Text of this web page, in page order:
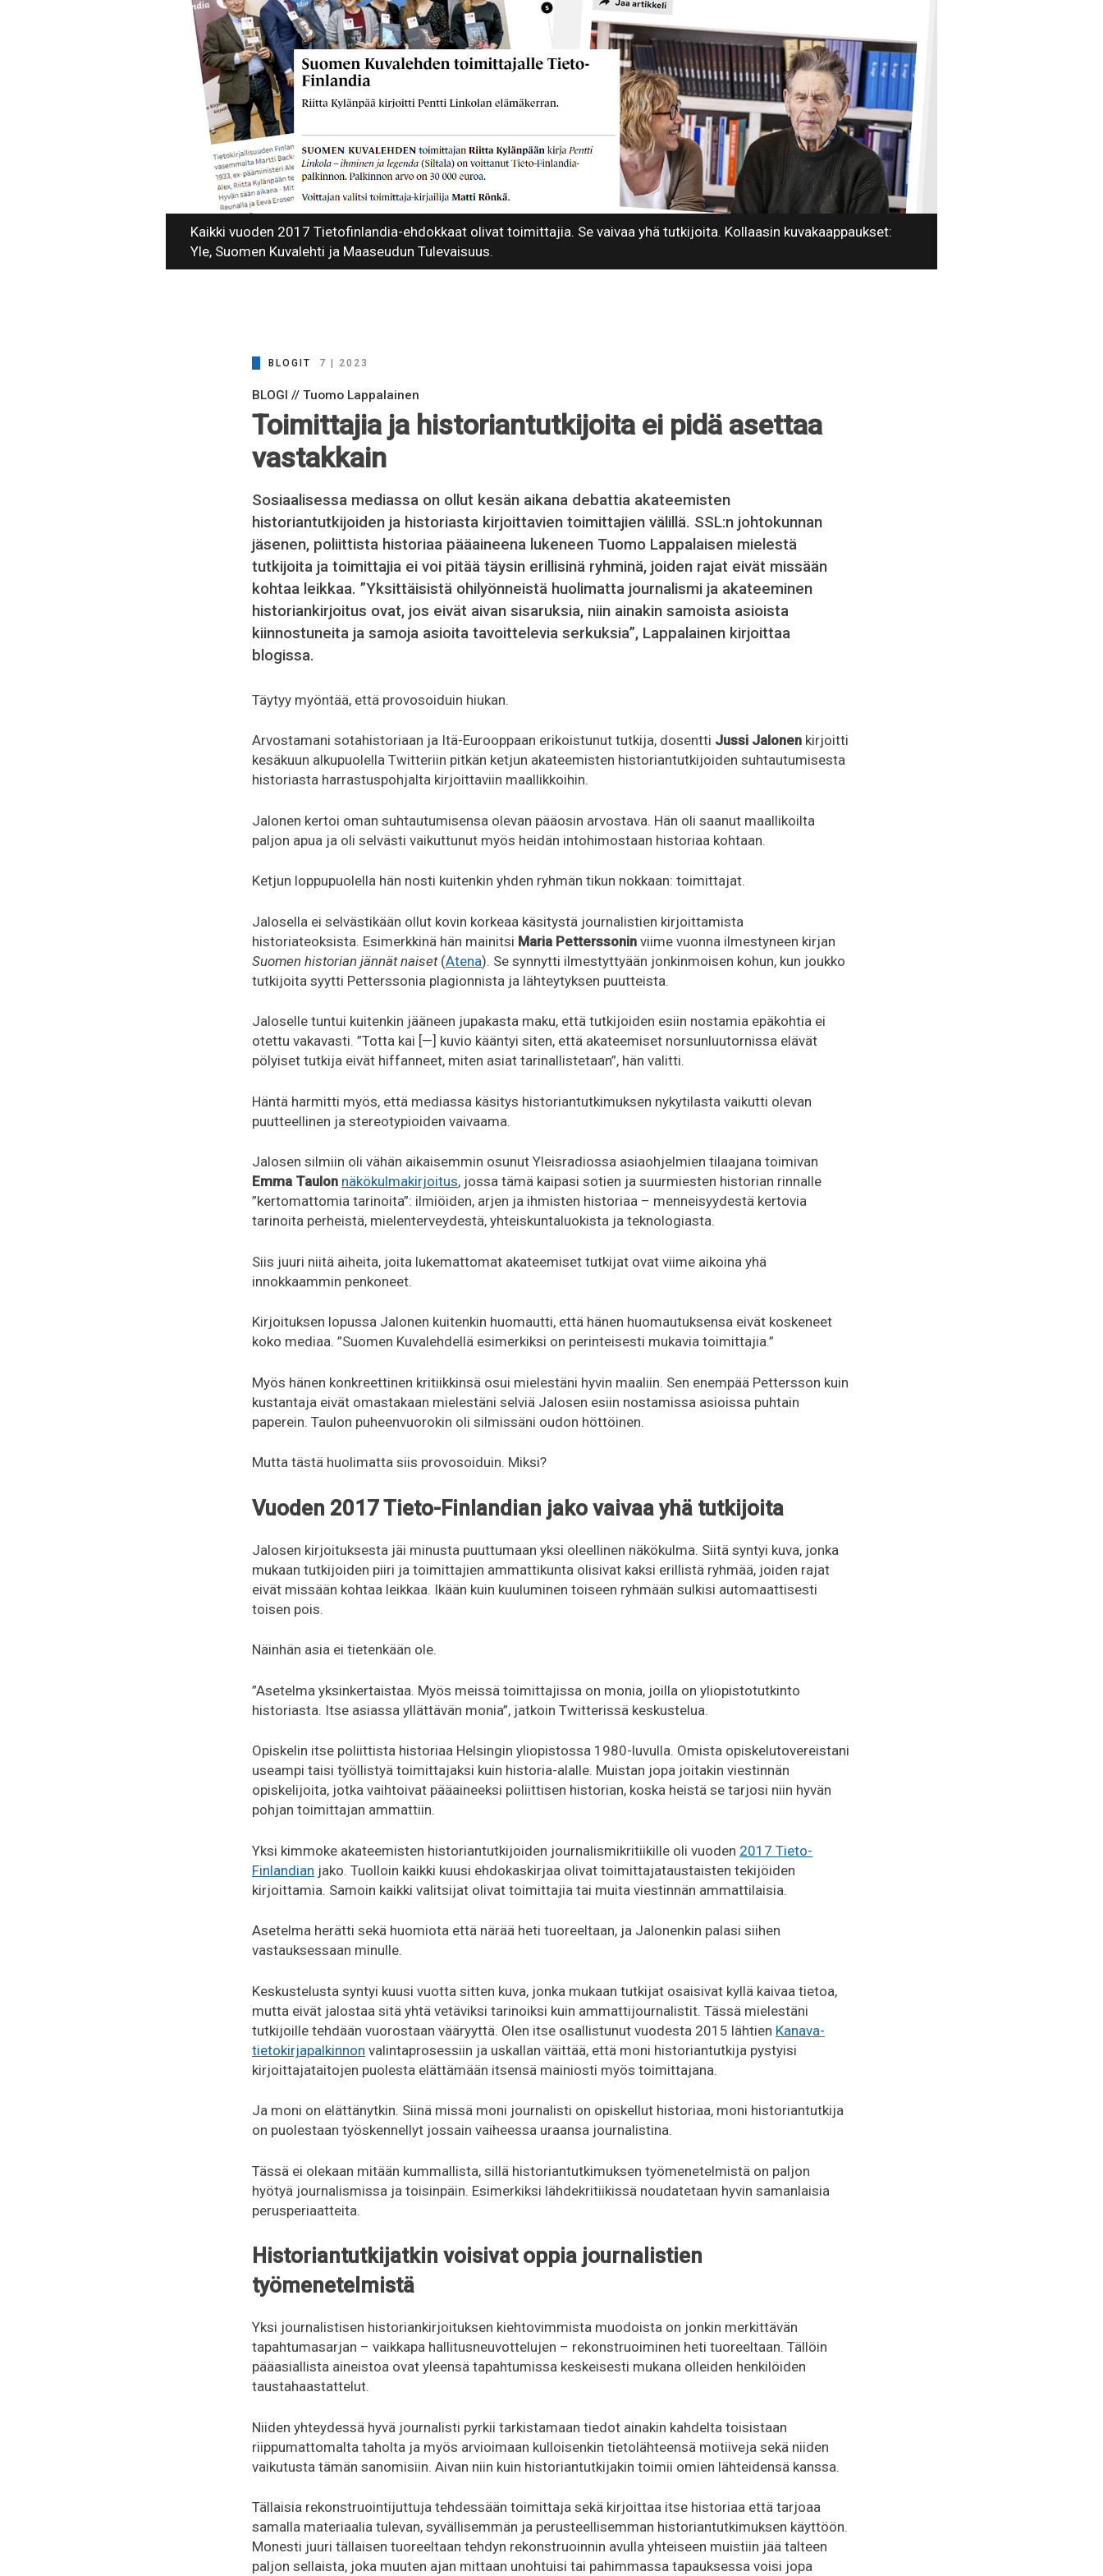
Kaikki vuoden 2017 Tietofinlandia-ehdokkaat olivat toimittajia. Se vaivaa yhä tutkijoita. Kollaasin kuvakaappaukset:
Yle, Suomen Kuvalehti ja Maaseudun Tulevaisuus.
BLOGIT 7 | 2023
BLOGI // Tuomo Lappalainen
Toimittajia ja historiantutkijoita ei pidä asettaa
vastakkain
Sosiaalisessa mediassa on ollut kesän aikana debattia akateemisten
historiantutkijoiden ja historiasta kirjoittavien toimittajien välillä. SSL:n johtokunnan
jäsenen, poliittista historiaa pääaineena lukeneen Tuomo Lappalaisen mielestä
tutkijoita ja toimittajia ei voi pitää täysin erillisinä ryhminä, joiden rajat eivät missään
kohtaa leikkaa. ”Yksittäisistä ohilyönneistä huolimatta journalismi ja akateeminen
historiankirjoitus ovat, jos eivät aivan sisaruksia, niin ainakin samoista asioista
kiinnostuneita ja samoja asioita tavoittelevia serkuksia”, Lappalainen kirjoittaa
blogissa.
Täytyy myöntää, että provosoiduin hiukan.
Arvostamani sotahistoriaan ja Itä-Eurooppaan erikoistunut tutkija, dosentti Jussi Jalonen kirjoitti
kesäkuun alkupuolella Twitteriin pitkän ketjun akateemisten historiantutkijoiden suhtautumisesta
historiasta harrastuspohjalta kirjoittaviin maallikkoihin.
Jalonen kertoi oman suhtautumisensa olevan pääosin arvostava. Hän oli saanut maallikoilta
paljon apua ja oli selvästi vaikuttunut myös heidän intohimostaan historiaa kohtaan.
Ketjun loppupuolella hän nosti kuitenkin yhden ryhmän tikun nokkaan: toimittajat.
Jalosella ei selvästikään ollut kovin korkeaa käsitystä journalistien kirjoittamista
historiateoksista. Esimerkkinä hän mainitsi Maria Petterssonin viime vuonna ilmestyneen kirjan
Suomen historian jännät naiset(Atena). Se synnytti ilmestyttyään jonkinmoisen kohun, kun joukko
tutkijoita syytti Petterssonia plagionnista ja lähteytyksen puutteista.
Jaloselle tuntui kuitenkin jääneen jupakasta maku, että tutkijoiden esiin nostamia epäkohtia ei
otettu vakavasti. ”Totta kai [—] kuvio kääntyi siten, että akateemiset norsunluutornissa elävät
pölyiset tutkija eivät hiffanneet, miten asiat tarinallistetaan”, hän valitti.
Häntä harmitti myös, että mediassa käsitys historiantutkimuksen nykytilasta vaikutti olevan
puutteellinen ja stereotypioiden vaivaama.
Jalosen silmiin oli vähän aikaisemmin osunut Yleisradiossa asiaohjelmien tilaajana toimivan
Emma Taulon näkökulmakirjoitus, jossa tämä kaipasi sotien ja suurmiesten historian rinnalle
”kertomattomia tarinoita”: ilmiöiden, arjen ja ihmisten historiaa – menneisyydestä kertovia
tarinoita perheistä, mielenterveydestä, yhteiskuntaluokista ja teknologiasta.
Siis juuri niitä aiheita, joita lukemattomat akateemiset tutkijat ovat viime aikoina yhä
innokkaammin penkoneet.
Kirjoituksen lopussa Jalonen kuitenkin huomautti, että hänen huomautuksensa eivät koskeneet
koko mediaa. ”Suomen Kuvalehdellä esimerkiksi on perinteisesti mukavia toimittajia.”
Myös hänen konkreettinen kritiikkinsä osui mielestäni hyvin maaliin. Sen enempää Pettersson kuin
kustantaja eivät omastakaan mielestäni selviä Jalosen esiin nostamissa asioissa puhtain
paperein. Taulon puheenvuorokin oli silmissäni oudon höttöinen.
Mutta tästä huolimatta siis provosoiduin. Miksi?
Vuoden 2017 Tieto-Finlandian jako vaivaa yhä tutkijoita
Jalosen kirjoituksesta jäi minusta puuttumaan yksi oleellinen näkökulma. Siitä syntyi kuva, jonka
mukaan tutkijoiden piiri ja toimittajien ammattikunta olisivat kaksi erillistä ryhmää, joiden rajat
eivät missään kohtaa leikkaa. Ikään kuin kuuluminen toiseen ryhmään sulkisi automaattisesti
toisen pois.
Näinhän asia ei tietenkään ole.
”Asetelma yksinkertaistaa. Myös meissä toimittajissa on monia, joilla on yliopistotutkinto
historiasta. Itse asiassa yllättävän monia”, jatkoin Twitterissä keskustelua.
Opiskelin itse poliittista historiaa Helsingin yliopistossa 1980-luvulla. Omista opiskelutovereistani
useampi taisi työllistyä toimittajaksi kuin historia-alalle. Muistan jopa joitakin viestinnän
opiskelijoita, jotka vaihtoivat pääaineeksi poliittisen historian, koska heistä se tarjosi niin hyvän
pohjan toimittajan ammattiin.
Yksi kimmoke akateemisten historiantutkijoiden journalismikritiikille oli vuoden 2017 Tieto-
Finlandian jako. Tuolloin kaikki kuusi ehdokaskirjaa olivat toimittajataustaisten tekijöiden
kirjoittamia. Samoin kaikki valitsijat olivat toimittajia tai muita viestinnän ammattilaisia.
Asetelma herätti sekä huomiota että närää heti tuoreeltaan, ja Jalonenkin palasi siihen
vastauksessaan minulle.
Keskustelusta syntyi kuusi vuotta sitten kuva, jonka mukaan tutkijat osaisivat kyllä kaivaa tietoa,
mutta eivät jalostaa sitä yhtä vetäviksi tarinoiksi kuin ammattijournalistit. Tässä mielestäni
tutkijoille tehdään vuorostaan vääryyttä. Olen itse osallistunut vuodesta 2015 lähtien Kanava-
tietokirjapalkinnon valintaprosessiin ja uskallan väittää, että moni historiantutkija pystyisi
kirjoittajataitojen puolesta elättämään itsensä mainiosti myös toimittajana.
Ja moni on elättänytkin. Siinä missä moni journalisti on opiskellut historiaa, moni historiantutkija
on puolestaan työskennellyt jossain vaiheessa uraansa journalistina.
Tässä ei olekaan mitään kummallista, sillä historiantutkimuksen työmenetelmistä on paljon
hyötyä journalismissa ja toisinpäin. Esimerkiksi lähdekritiikissä noudatetaan hyvin samanlaisia
perusperiaatteita.
Historiantutkijatkin voisivat oppia journalistien
työmenetelmistä
Yksi journalistisen historiankirjoituksen kiehtovimmista muodoista on jonkin merkittävän
tapahtumasarjan – vaikkapa hallitusneuvottelujen – rekonstruoiminen heti tuoreeltaan. Tällöin
pääasiallista aineistoa ovat yleensä tapahtumissa keskeisesti mukana olleiden henkilöiden
taustahaastattelut.
Niiden yhteydessä hyvä journalisti pyrkii tarkistamaan tiedot ainakin kahdelta toisistaan
riippumattomalta taholta ja myös arvioimaan kulloisenkin tietolähteensä motiiveja sekä niiden
vaikutusta tämän sanomisiin. Aivan niin kuin historiantutkijakin toimii omien lähteidensä kanssa.
Tällaisia rekonstruointijuttuja tehdessään toimittaja sekä kirjoittaa itse historiaa että tarjoaa
samalla materiaalia tulevan, syvällisemmän ja perusteellisemman historiantutkimuksen käyttöön.
Monesti juuri tällaisen tuoreeltaan tehdyn rekonstruoinnin avulla yhteiseen muistiin jää talteen
paljon sellaista, joka muuten ajan mittaan unohtuisi tai pahimmassa tapauksessa voisi jopa